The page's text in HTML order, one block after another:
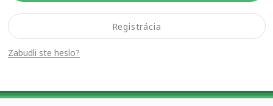
Zabudli ste heslo?
Registrácia